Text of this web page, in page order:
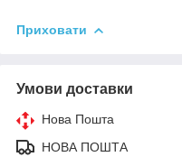
Приховати
Умови доставки
Нова Пошта
НОВА ПОШТА